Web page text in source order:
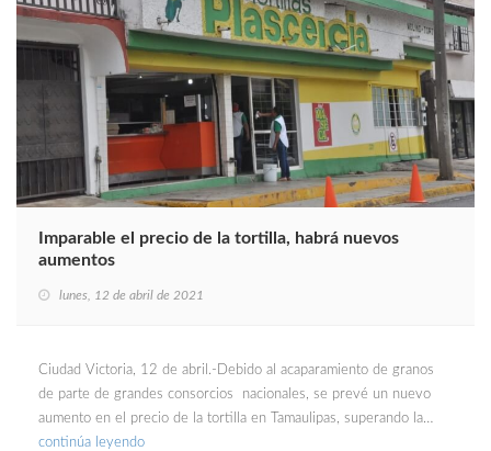
Imparable el precio de la tortilla, habrá nuevos
aumentos
lunes, 12 de abril de 2021
Ciudad Victoria, 12 de abril.-Debido al acaparamiento de granos
de parte de grandes consorcios nacionales, se prevé un nuevo
aumento en el precio de la tortilla en Tamaulipas, superando la…
continúa leyendo